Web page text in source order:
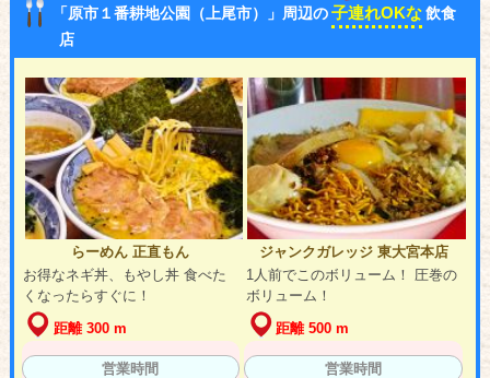
「原市１番耕地公園（上尾市）」周辺の子連れOKな 飲食
店
らーめん 正直もん
お得なネギ丼、もやし丼 食べた
くなったらすぐに！
距離 300 m
営業時間
ジャンクガレッジ 東大宮本店
1人前でこのボリューム！ 圧巻の
ボリューム！
距離 500 m
営業時間